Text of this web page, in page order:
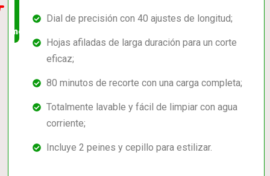
mercado
Dial de precisión con 40 ajustes de longitud;
Hojas afiladas de larga duración para un corte
eficaz;
80 minutos de recorte con una carga completa;
Totalmente lavable y fácil de limpiar con agua
corriente;
Incluye 2 peines y cepillo para estilizar.